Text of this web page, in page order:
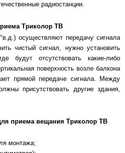
радиостанции.
Триколор ТВ
осуществляют передачу сигнала
чистый сигнал, нужно установить
будут отсутствовать какие-либо
поверхность возле балкона
прямой передаче сигнала. Между
присутствовать другие здания,
приема вещания Триколор ТВ
монтажа;